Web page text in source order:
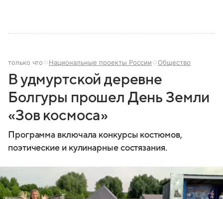
только что Национальные проекты России Общество
В удмуртской деревне
Болгуры прошел День Земли
«Зов космоса»
Программа включала конкурсы костюмов,
поэтические и кулинарные состязания.